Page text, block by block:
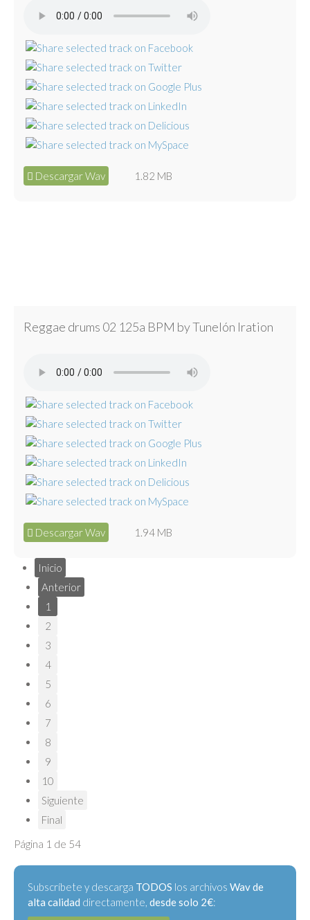
Descargar Wav 1.82 MB
Reggae drums 02 125a BPM by Tunelón Iration
Descargar Wav 1.94 MB
Inicio
Anterior
1
2
3
4
5
6
7
8
9
10
Siguiente
Final
Página 1 de 54
Subscríbete y descarga TODOS los archivos Wav de
alta calidad directamente, desde solo 2€: